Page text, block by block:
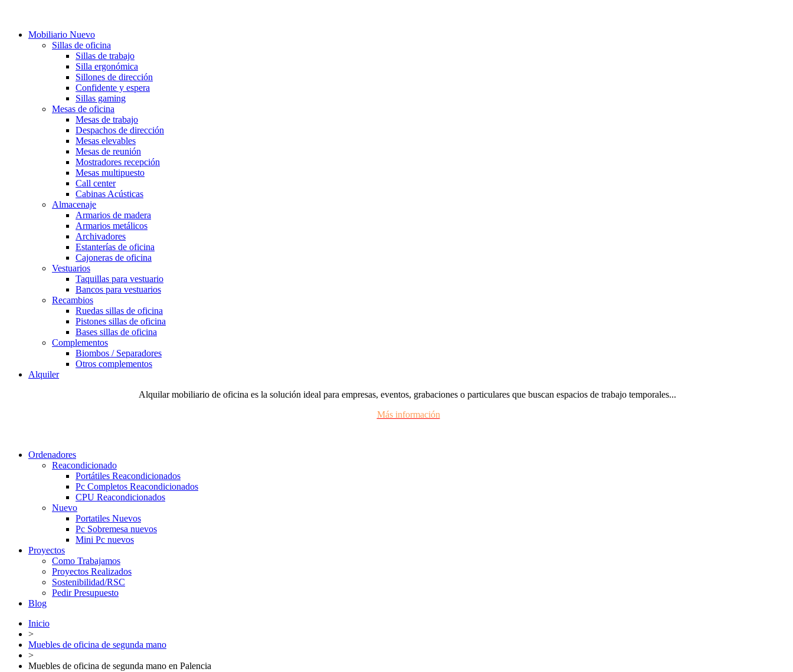
Mobiliario Nuevo
Sillas de oficina
Sillas de trabajo
Silla ergonómica
Sillones de dirección
Confidente y espera
Sillas gaming
Mesas de oficina
Mesas de trabajo
Despachos de dirección
Mesas elevables
Mesas de reunión
Mostradores recepción
Mesas multipuesto
Call center
Cabinas Acústicas
Almacenaje
Armarios de madera
Armarios metálicos
Archivadores
Estanterías de oficina
Cajoneras de oficina
Vestuarios
Taquillas para vestuario
Bancos para vestuarios
Recambios
Ruedas sillas de oficina
Pistones sillas de oficina
Bases sillas de oficina
Complementos
Biombos / Separadores
Otros complementos
Alquiler
Alquilar mobiliario de oficina es la solución ideal para empresas, eventos, grabaciones o particulares que buscan espacios de trabajo temporales...
Más información
Ordenadores
Reacondicionado
Portátiles Reacondicionados
Pc Completos Reacondicionados
CPU Reacondicionados
Nuevo
Portatiles Nuevos
Pc Sobremesa nuevos
Mini Pc nuevos
Proyectos
Como Trabajamos
Proyectos Realizados
Sostenibilidad/RSC
Pedir Presupuesto
Blog
Inicio
>
Muebles de oficina de segunda mano
>
Muebles de oficina de segunda mano en Palencia